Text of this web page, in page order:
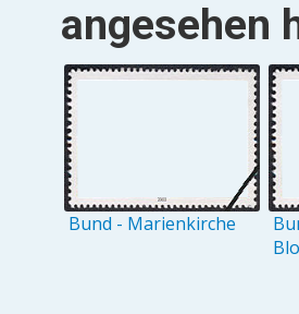
angesehen
Bund - Marienkirche